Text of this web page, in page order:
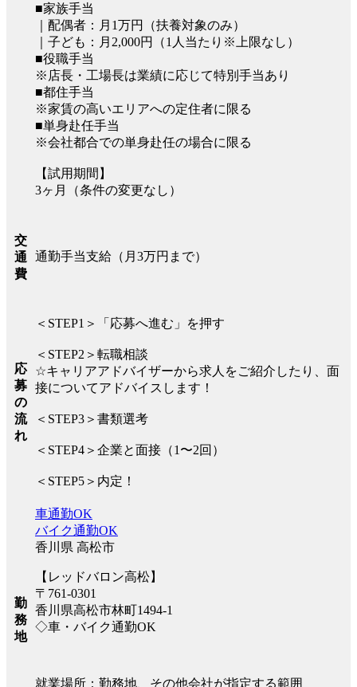
■家族手当
｜配偶者：月1万円（扶養対象のみ）
｜子ども：月2,000円（1人当たり※上限なし）
■役職手当
※店長・工場長は業績に応じて特別手当あり
■都住手当
※家賃の高いエリアへの定住者に限る
■単身赴任手当
※会社都合での単身赴任の場合に限る
【試用期間】
3ヶ月（条件の変更なし）
交
通
費
通勤手当支給（月3万円まで）
応
募
の
流
れ
＜STEP1＞「応募へ進む」を押す
＜STEP2＞転職相談
☆キャリアアドバイザーから求人をご紹介したり、面
接についてアドバイスします！
＜STEP3＞書類選考
＜STEP4＞企業と面接（1〜2回）
＜STEP5＞内定！
勤
務
地
車通勤OK
バイク通勤OK
香川県 高松市
【レッドバロン高松】
〒761-0301
香川県高松市林町1494-1
◇車・バイク通勤OK
就業場所：勤務地、その他会社が指定する範囲